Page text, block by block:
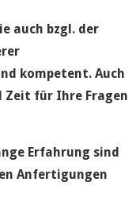
auch bzgl. der
kompetent. Auch
Zeit für Ihre Fragen
Erfahrung sind
Anfertigungen